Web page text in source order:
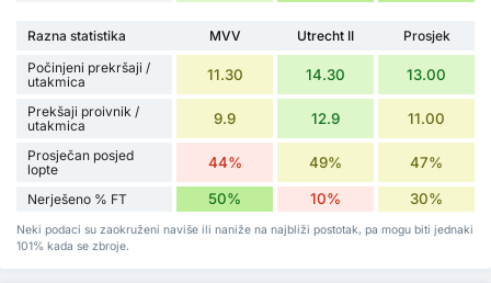
Razna statistika MVV Utrecht II
Prosjek
Počinjeni prekršaji /
utakmica
11.30 14.30 13.00
Prekšaji proivnik /
utakmica
9.9 12.9 11.00
Prosječan posjed
lopte
44% 49% 47%
Nerješeno % FT 50% 10% 30%
Neki podaci su zaokruženi naviše ili naniže na najbliži postotak, pa mogu biti jednaki
101% kada se zbroje.